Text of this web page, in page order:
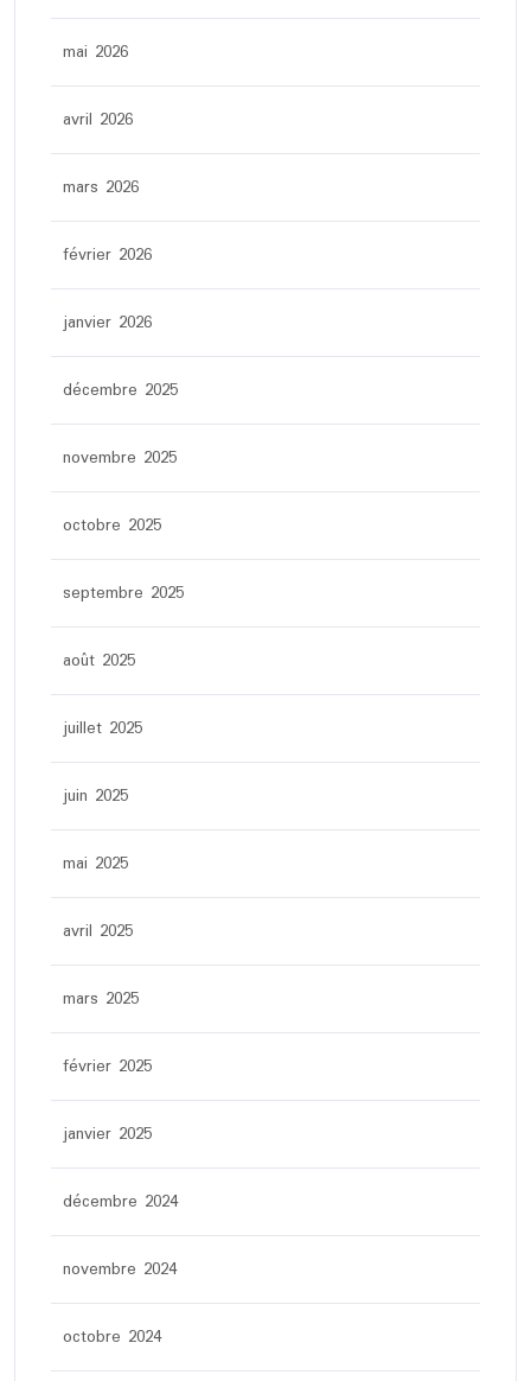
mai 2026
avril 2026
mars 2026
février 2026
janvier 2026
décembre 2025
novembre 2025
octobre 2025
septembre 2025
août 2025
juillet 2025
juin 2025
mai 2025
avril 2025
mars 2025
février 2025
janvier 2025
décembre 2024
novembre 2024
octobre 2024